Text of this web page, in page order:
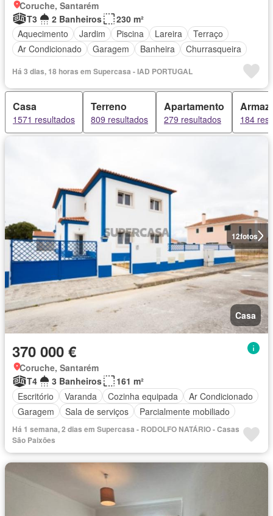
Coruche, Santarém
T3
2 Banheiros
230 m²
Aquecimento
Jardim Piscina Lareira
Terraço
Ar Condicionado
Garagem Banheira Churrasqueira
Há 3 dias, 18 horas em Supercasa - IAD PORTUGAL
Casa
1571 resultados
Terreno
809 resultados
Apartamento
279 resultados 184
12fotos
Casa
370 000 €
Coruche, Santarém
T4
3 Banheiros
161 m²
Escritório
Varanda Cozinha equipada
Ar Condicionado
Garagem
Sala de serviços Parcialmente mobiliado
Há 1 semana, 2 dias em Supercasa - RODOLFO NATÁRIO - Casas
São Paixões